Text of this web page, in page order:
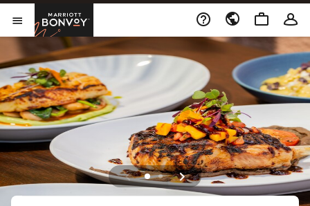
Skip to Content
メニューを開く
Marriott Bonvoy